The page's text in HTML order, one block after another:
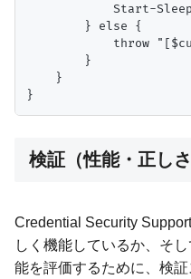
Start-
        } else {
throw
        }
    }
検証（性能・正し
Credential Security
しく機能しているか、そ
能を評価するために、検証